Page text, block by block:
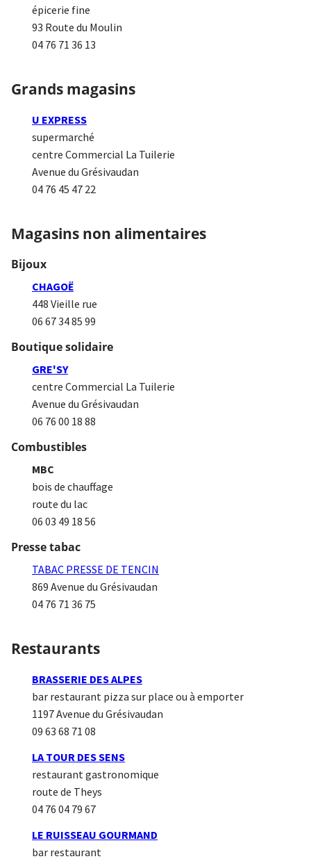
épicerie fine
93 Route du Moulin
04 76 71 36 13
Grands magasins
U EXPRESS
supermarché
centre Commercial La Tuilerie
Avenue du Grésivaudan
04 76 45 47 22
Magasins non alimentaires
Bijoux
CHAGOË
448 Vieille rue
06 67 34 85 99
Boutique solidaire
GRE'SY
centre Commercial La Tuilerie
Avenue du Grésivaudan
06 76 00 18 88
Combustibles
MBC
bois de chauffage
route du lac
06 03 49 18 56
Presse tabac
TABAC PRESSE DE TENCIN
869 Avenue du Grésivaudan
04 76 71 36 75
Restaurants
BRASSERIE DES ALPES
bar restaurant pizza sur place ou à emporter
1197 Avenue du Grésivaudan
09 63 68 71 08
LA TOUR DES SENS
restaurant gastronomique
route de Theys
04 76 04 79 67
LE RUISSEAU GOURMAND
bar restaurant